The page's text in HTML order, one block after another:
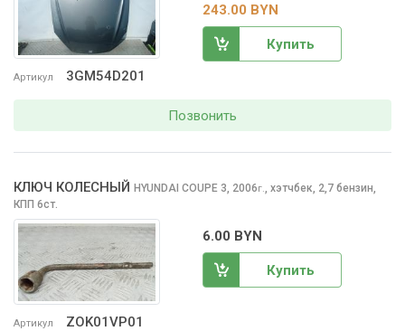
Артикул 3GM54D201
243.00 BYN
Купить
Позвонить
Артикул ZOK01VP01
КЛЮЧ КОЛЕСНЫЙ HYUNDAI COUPE 3, 2006г. хэтчбек, 2,7 бензин,
КПП 6ст.
6.00 BYN
Купить